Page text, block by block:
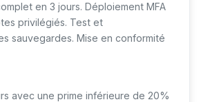
en 3 jours. Déploiement MFA
privilégiés. Test et
sauvegardes. Mise en conformité
avec une prime inférieure de 20%